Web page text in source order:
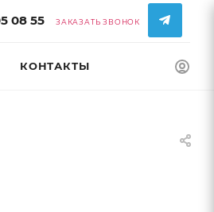
08 55 ЗАКАЗАТЬ ЗВОНОК
КОНТАКТЫ